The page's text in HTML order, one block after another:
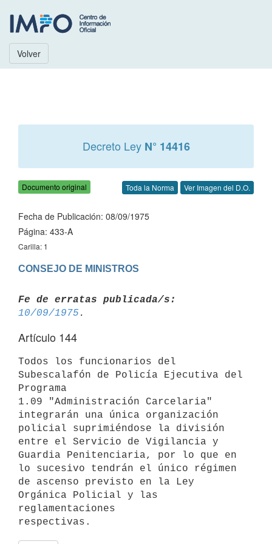
Volver
Decreto Ley N° 14416
Documento original Toda la Norma Ver Imagen del D.O.
Fecha de Publicación: 08/09/1975
Página: 433-A
Carilla: 1
CONSEJO DE MINISTROS
Fe de erratas publicada/s:
10/09/1975
Artículo 144
Todos los funcionarios del
Subescalafón de Policía Ejecutiva del
Programa
1.09 "Administración Carcelaria"
integrarán una única organización
policial suprimiéndose la división
entre el Servicio de Vigilancia y
Guardia Penitenciaria, por lo que en
lo sucesivo tendrán el único régimen
de ascenso previsto en la Ley
Orgánica Policial y las
reglamentaciones